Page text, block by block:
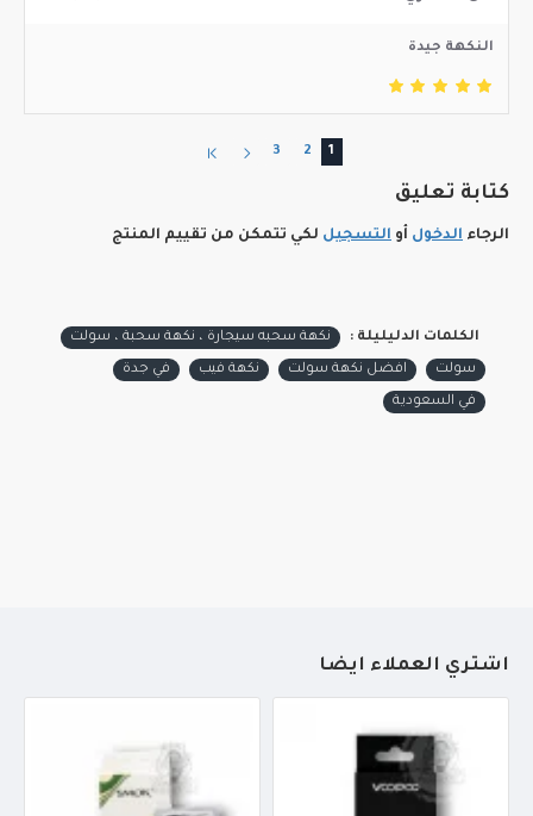
النكهة جيدة
1
2
3
كتابة تعليق
الرجاء الدخول أو التسجيل لكي تتمكن من تقييم المنتج
الكلمات الدليليلة : نكهة سحبه سيجارة ، نكهة سحبة ، سولت
سولت افضل نكهة سولت نكهة فيب في جدة
في السعودية
أشتري العملاء أيضاً